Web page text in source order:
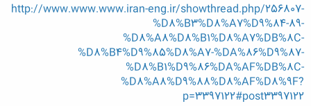
http://www.www.www.iran-eng.ir/showthread.php/256807-
%D8%B3%D8%A7%D9%84-89-
%D8%A8%D8%B1%D8%A7%DB%8C-
%D8%B4%D9%85%D8%A7-%DA%86%D9%87-
%D8%B1%D9%86%DA%AF%DB%8C-
%D8%A8%D9%88%D8%AF%D8%9F?
p=3397122#post3397122